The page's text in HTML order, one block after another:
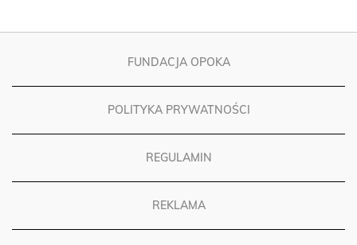
FUNDACJA OPOKA
POLITYKA PRYWATNOŚCI
REGULAMIN
REKLAMA